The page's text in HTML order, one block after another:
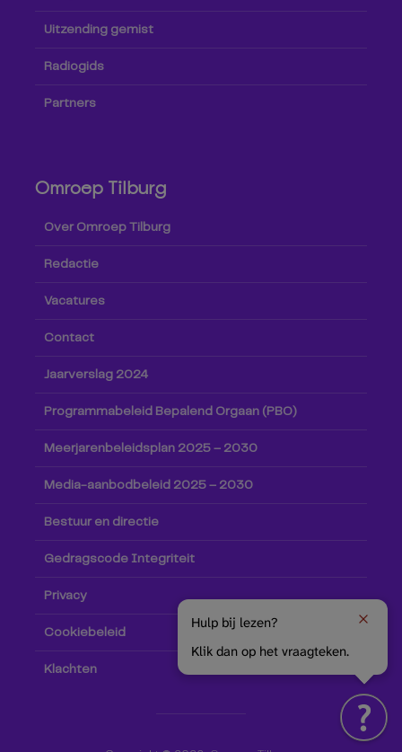
Uitzending gemist
Radiogids
Partners
Omroep Tilburg
Over Omroep Tilburg
Redactie
Vacatures
Contact
Jaarverslag 2024
Programmabeleid Bepalend Orgaan (PBO)
Meerjarenbeleidsplan 2025 – 2030
Media-aanbodbeleid 2025 – 2030
Bestuur en directie
Gedragscode Integriteit
Privacy
Cookiebeleid
Klachten
Hulp bij lezen?
Klik dan op het vraagteken.